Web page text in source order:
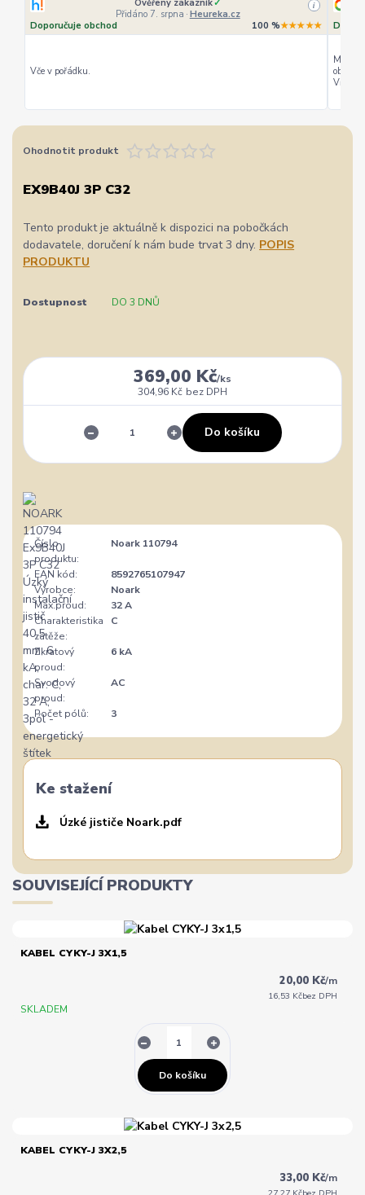
Ověřený zákazník✓
Přidáno 7. srpna · Heureka.cz
i
Doporučuje obchod 100 %★★★★★
Vče v pořádku.
Můžu
Vřele
Ohodnotit produkt
EX9B40J 3P C32
Tento produkt je aktuálně k dispozici na pobočkách
dodavatele, doručení k nám bude trvat 3 dny. POPIS
PRODUKTU
Dostupnost DO 3 DNŮ
369,00 Kč/ks
304,96 Kč bez DPH
Do košíku
Číslo
produktu:
Noark 110794
EAN kód:
8592765107947
Výrobce:
Noark
Max.proud:
32 A
Charakteristika
zátěže:
C
Zkratový
proud:
6 kA
Svodový
proud:
AC
Počet pólů: 3
Ke stažení
Úzké jističe Noark.pdf
SOUVISEJÍCÍ PRODUKTY
KABEL CYKY-J 3X1,5
20,00 Kč/m
16,53 Kčbez DPH
SKLADEM
Do košíku
KABEL CYKY-J 3X2,5
33,00 Kč/m